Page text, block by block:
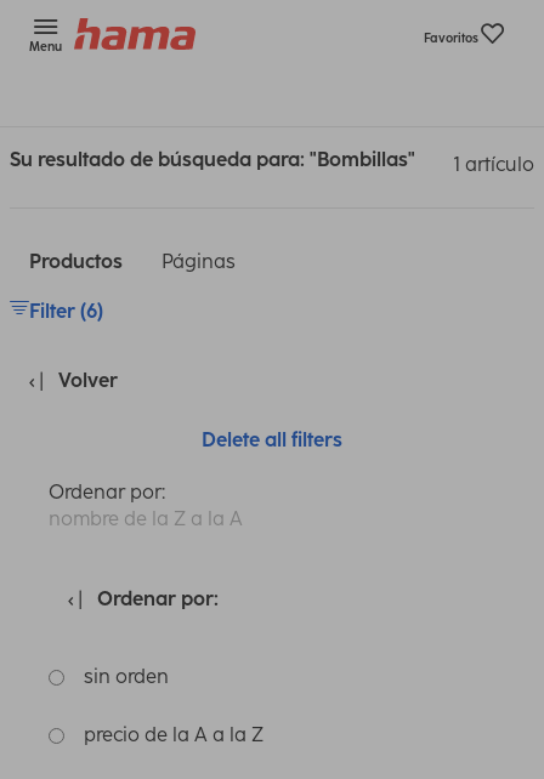
Menu
Favoritos
Su resultado de búsqueda para: "Bombillas" 1 artículo
Productos Páginas
Filter (6)
Volver
Delete all filters
Ordenar por:
nombre de la Z a la A
Ordenar por:
sin orden
precio de la A a la Z